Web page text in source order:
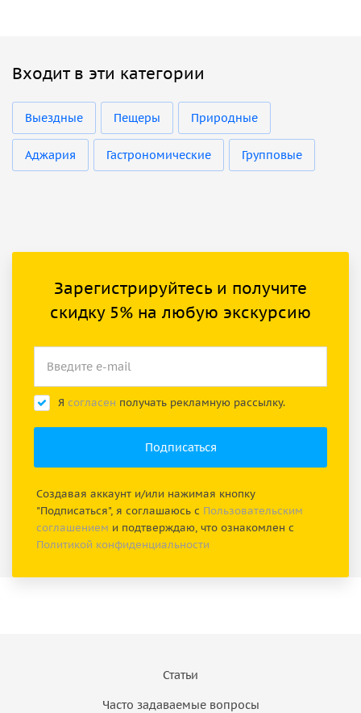
Входит в эти категории
Выездные Пещеры Природные
Аджария Гастрономические Групповые
Зарегистрируйтесь и получите
скидку 5% на любую экскурсию
Я согласен получать рекламную рассылку.
Создавая аккаунт и/или нажимая кнопку
"Подписаться", я соглашаюсь с Пользовательским
соглашением и подтверждаю, что ознакомлен с
Политикой конфиденциальности
Статьи
Часто задаваемые вопросы